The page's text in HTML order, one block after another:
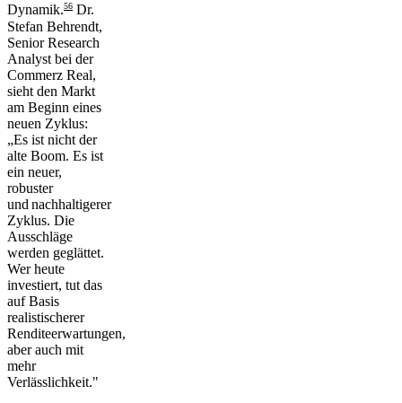
Dynamik.56 Dr.
Stefan Behrendt,
Senior Research
Analyst bei der
Commerz Real,
sieht den Markt
am Beginn eines
neuen Zyklus:
„Es ist nicht der
alte Boom. Es ist
ein neuer,
robuster
und nachhaltigerer
Zyklus. Die
Ausschläge
werden geglättet.
Wer heute
investiert, tut das
auf Basis
realistischerer
Renditeerwartungen,
aber auch mit
mehr
Verlässlichkeit."